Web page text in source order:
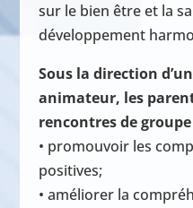
sur le bien être et la
développement
Sous la direction
animateur, les
rencontres de
• promouvoir les
positives;
• améliorer la